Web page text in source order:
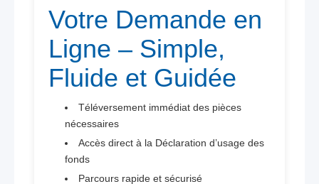
Votre Demande en
Ligne – Simple,
Fluide et Guidée
Téléversement immédiat des pièces
nécessaires
Accès direct à la Déclaration d’usage des
fonds
Parcours rapide et sécurisé